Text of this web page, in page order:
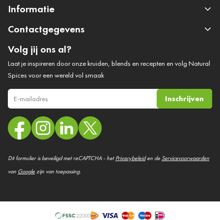
Informatie
Contactgegevens
Volg jij ons al?
Laat je inspireren door onze kruiden, blends en recepten en volg Natural
Spices voor een wereld vol smaak
Inschrijven
Dit formulier is beveiligd met reCAPTCHA - hetPrivacybeleiden de Servicevoorwaarden
van Googlezijn van toepassing.